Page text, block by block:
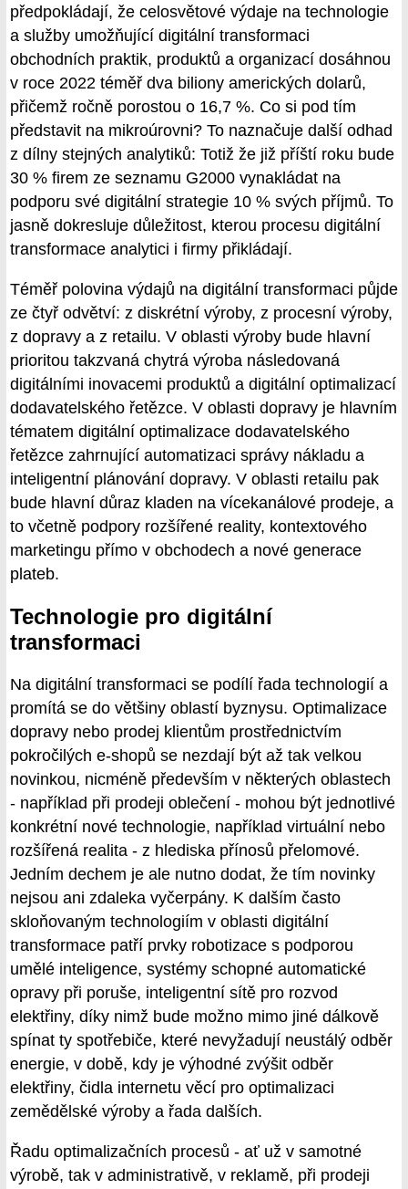
předpokládají, že celosvětové výdaje na technologie
a služby umožňující digitální transformaci
obchodních praktik, produktů a organizací dosáhnou
v roce 2022 téměř dva biliony amerických dolarů,
přičemž ročně porostou o 16,7 %. Co si pod tím
představit na mikroúrovni? To naznačuje další odhad
z dílny stejných analytiků: Totiž že již příští roku bude
30 % firem ze seznamu G2000 vynakládat na
podporu své digitální strategie 10 % svých příjmů. To
jasně dokresluje důležitost, kterou procesu digitální
transformace analytici i firmy přikládají.
Téměř polovina výdajů na digitální transformaci půjde
ze čtyř odvětví: z diskrétní výroby, z procesní výroby,
z dopravy a z retailu. V oblasti výroby bude hlavní
prioritou takzvaná chytrá výroba následovaná
digitálními inovacemi produktů a digitální optimalizací
dodavatelského řetězce. V oblasti dopravy je hlavním
tématem digitální optimalizace dodavatelského
řetězce zahrnující automatizaci správy nákladu a
inteligentní plánování dopravy. V oblasti retailu pak
bude hlavní důraz kladen na vícekanálové prodeje, a
to včetně podpory rozšířené reality, kontextového
marketingu přímo v obchodech a nové generace
plateb.
Technologie pro digitální
transformaci
Na digitální transformaci se podílí řada technologií a
promítá se do většiny oblastí byznysu. Optimalizace
dopravy nebo prodej klientům prostřednictvím
pokročilých e-shopů se nezdají být až tak velkou
novinkou, nicméně především v některých oblastech
- například při prodeji oblečení - mohou být jednotlivé
konkrétní nové technologie, například virtuální nebo
rozšířená realita - z hlediska přínosů přelomové.
Jedním dechem je ale nutno dodat, že tím novinky
nejsou ani zdaleka vyčerpány. K dalším často
skloňovaným technologiím v oblasti digitální
transformace patří prvky robotizace s podporou
umělé inteligence, systémy schopné automatické
opravy při poruše, inteligentní sítě pro rozvod
elektřiny, díky nimž bude možno mimo jiné dálkově
spínat ty spotřebiče, které nevyžadují neustálý odběr
energie, v době, kdy je výhodné zvýšit odběr
elektřiny, čidla internetu věcí pro optimalizaci
zemědělské výroby a řada dalších.
Řadu optimalizačních procesů - ať už v samotné
výrobě, tak v administrativě, v reklamě, při prodeji